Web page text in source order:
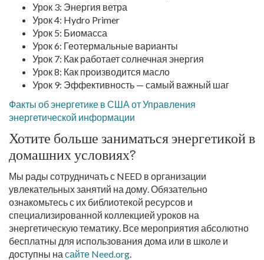
Урок 3: Энергия ветра
Урок 4: Hydro Primer
Урок 5: Биомасса
Урок 6: Геотермальные варианты
Урок 7: Как работает солнечная энергия
Урок 8: Как производится масло
Урок 9: Эффективность — самый важный шаг
Факты об энергетике в США от Управления
энергетической информации
Хотите больше заниматься энергетикой в
домашних условиях?
Мы рады сотрудничать с NEED в организации
увлекательных занятий на дому. Обязательно
ознакомьтесь с их библиотекой ресурсов и
специализированной коллекцией уроков на
энергетическую тематику. Все мероприятия абсолютно
бесплатны для использования дома или в школе и
доступны на сайте Need.org.